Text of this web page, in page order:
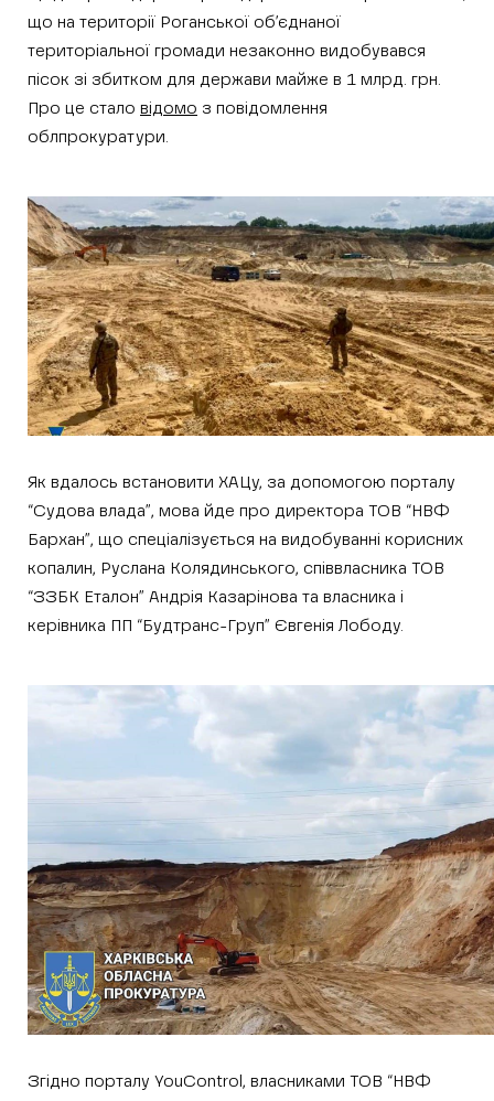
що на території Роганської об’єднаної
територіальної громади незаконно видобувався
пісок зі збитком для держави майже в 1 млрд. грн.
Про це стало відомо з повідомлення
облпрокуратури.
Як вдалось встановити ХАЦу, за допомогою порталу
“Судова влада”, мова йде про директора ТОВ “НВФ
Бархан”, що спеціалізується на видобуванні корисних
копалин, Руслана Колядинського, співвласника ТОВ
“ЗЗБК Еталон” Андрія Казарінова та власника і
керівника ПП “Будтранс-Груп” Євгенія Лободу.
Згідно порталу YouControl, власниками ТОВ “НВФ